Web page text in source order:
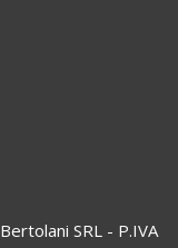
SRL - P.IVA